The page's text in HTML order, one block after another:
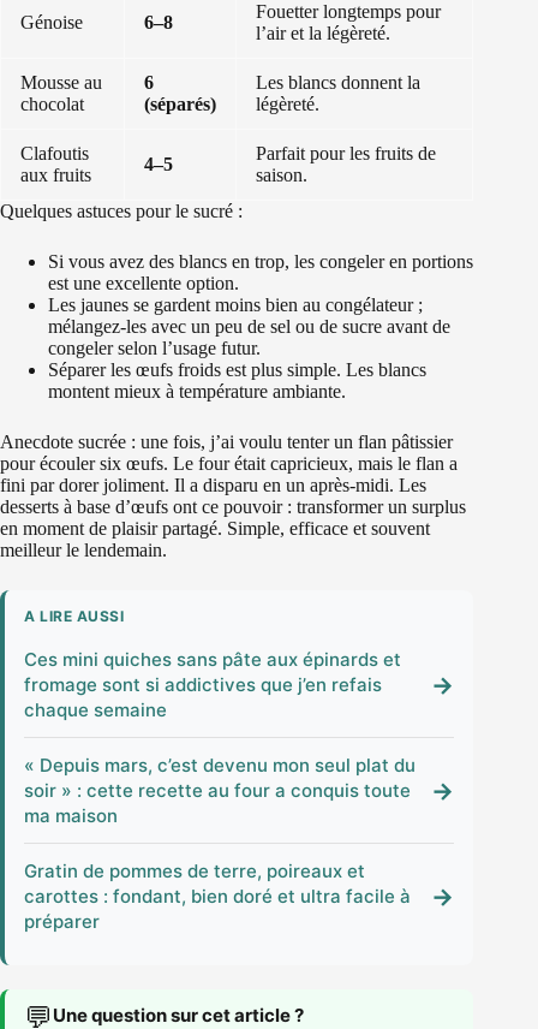
Génoise 6–8
Fouetter longtemps pour
l’air et la légèreté.
Mousse au
chocolat
6
(séparés)
Les blancs donnent la
légèreté.
Clafoutis
aux fruits
4–5
Parfait pour les fruits de
saison.
Quelques astuces pour le sucré :
Si vous avez des blancs en trop, les congeler en portions
est une excellente option.
Les jaunes se gardent moins bien au congélateur ;
mélangez-les avec un peu de sel ou de sucre avant de
congeler selon l’usage futur.
Séparer les œufs froids est plus simple. Les blancs
montent mieux à température ambiante.
Anecdote sucrée : une fois, j’ai voulu tenter un flan pâtissier
pour écouler six œufs. Le four était capricieux, mais le flan a
fini par dorer joliment. Il a disparu en un après-midi. Les
desserts à base d’œufs ont ce pouvoir : transformer un surplus
en moment de plaisir partagé. Simple, efficace et souvent
meilleur le lendemain.
A LIRE AUSSI
Ces mini quiches sans pâte aux épinards et
fromage sont si addictives que j’en refais
chaque semaine
→
« Depuis mars, c’est devenu mon seul plat du
soir » : cette recette au four a conquis toute
ma maison
→
Gratin de pommes de terre, poireaux et
carottes : fondant, bien doré et ultra facile à
préparer
→
💬 Une question sur cet article ?